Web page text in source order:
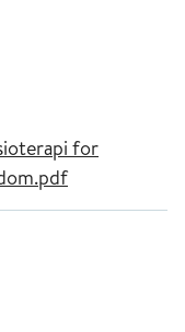
for